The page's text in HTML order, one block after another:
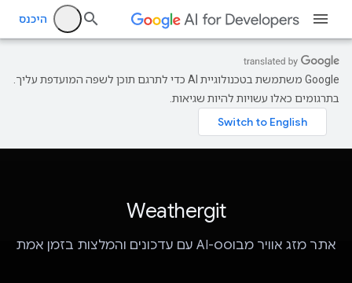
היכנס
‫Google משתמשת בטכנולוגיית AI כדי לתרגם תוכן לשפה המועדפת עליך.
בתרגומים כאלו עשויות להיות שגיאות.
Weathergit
אתר מזג אוויר מבוסס-AI עם עדכונים והמלצות בזמן אמת